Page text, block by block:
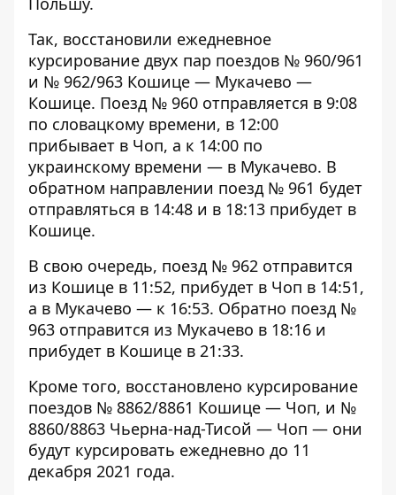
Так, восстановили ежедневное
курсирование двух пар поездов № 960/961
и № 962/963 Кошице — Мукачево —
Кошице. Поезд № 960 отправляется в 9:08
по словацкому времени, в 12:00
прибывает в Чоп, а к 14:00 по
украинскому времени — в Мукачево. В
обратном направлении поезд № 961 будет
отправляться в 14:48 и в 18:13 прибудет в
Кошице.
В свою очередь, поезд № 962 отправится
из Кошице в 11:52, прибудет в Чоп в 14:51,
а в Мукачево — к 16:53. Обратно поезд №
963 отправится из Мукачево в 18:16 и
прибудет в Кошице в 21:33.
Кроме того, восстановлено курсирование
поездов № 8862/8861 Кошице — Чоп, и №
8860/8863 Чьерна-над-Тисой — Чоп — они
будут курсировать ежедневно до 11
декабря 2021 года.